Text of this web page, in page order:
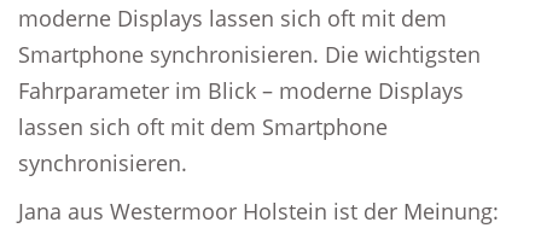
moderne Displays lassen sich oft mit dem
Smartphone synchronisieren. Die wichtigsten
Fahrparameter im Blick – moderne Displays
lassen sich oft mit dem Smartphone
synchronisieren.
Jana aus Westermoor Holstein ist der Meinung: